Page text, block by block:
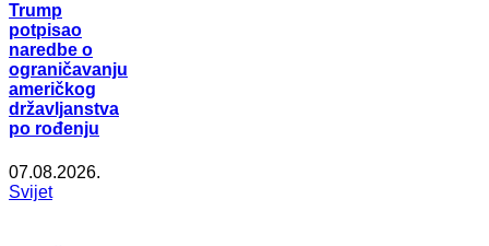
Trump
potpisao
naredbe o
ograničavanju
američkog
državljanstva
po rođenju
07.08.2026.
Svijet